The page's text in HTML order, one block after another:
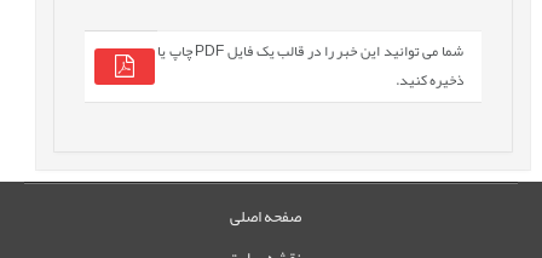
شما می توانید این خبر را در قالب یک فایل PDF چاپ یا
ذخیره کنید.
صفحه اصلی